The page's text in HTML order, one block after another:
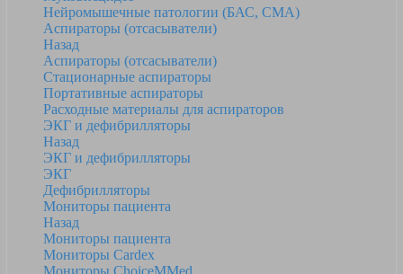
Нейромышечные патологии (БАС, СМА)
Аспираторы (отсасыватели)
Назад
Аспираторы (отсасыватели)
Стационарные аспираторы
Портативные аспираторы
Расходные материалы для аспираторов
ЭКГ и дефибрилляторы
Назад
ЭКГ и дефибрилляторы
ЭКГ
Дефибрилляторы
Мониторы пациента
Назад
Мониторы пациента
Мониторы Cardex
Мониторы ChoiceMMed